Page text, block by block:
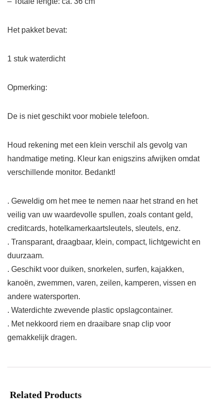
Het pakket bevat:
1 stuk waterdicht
Opmerking:
De is niet geschikt voor mobiele telefoon.
Houd rekening met een klein verschil als gevolg van
handmatige meting. Kleur kan enigszins afwijken omdat
verschillende monitor. Bedankt!
. Geweldig om het mee te nemen naar het strand en het
veilig van uw waardevolle spullen, zoals contant geld,
creditcards, hotelkamerkaartsleutels, sleutels, enz.
. Transparant, draagbaar, klein, compact, lichtgewicht en
duurzaam.
. Geschikt voor duiken, snorkelen, surfen, kajakken,
kanoën, zwemmen, varen, zeilen, kamperen, vissen en
andere watersporten.
. Waterdichte zwevende plastic opslagcontainer.
. Met nekkoord riem en draaibare snap clip voor
gemakkelijk dragen.
Related Products